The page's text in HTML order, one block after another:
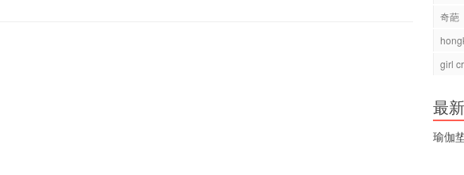
奇葩
girl
最
瑜伽